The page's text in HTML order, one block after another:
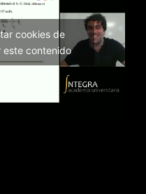
cookies de
contenido